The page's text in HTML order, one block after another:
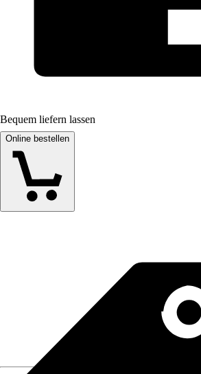
Bequem liefern lassen
Online bestellen